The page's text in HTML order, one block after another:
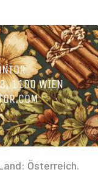
1100 WIEN
Österreich.